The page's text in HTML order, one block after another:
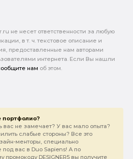
не несет ответственности за любую
в т. ч. текстовое описание и
предоставленные нам авторами
интернета. Если Вы нашли
нам об этом.
портфолио?
вас не замечает? У вас мало опыта?
слабые стороны? Все это
менторы, специально
вас в Duo Sapiens! А по
промокоду DESIGNER5 вы получите